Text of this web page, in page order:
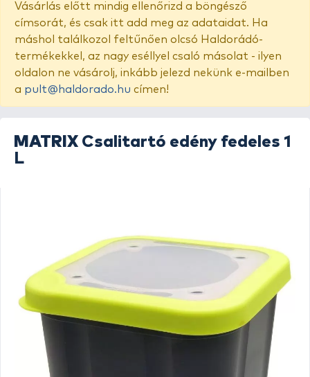
Vásárlás előtt mindig ellenőrizd a böngésző
címsorát, és csak itt add meg az adataidat. Ha
máshol találkozol feltűnően olcsó Haldorádó-
termékekkel, az nagy eséllyel csaló másolat - ilyen
oldalon ne vásárolj, inkább jelezd nekünk e-mailben
a pult@haldorado.hu címen!
MATRIX Csalitartó edény fedeles 1
L